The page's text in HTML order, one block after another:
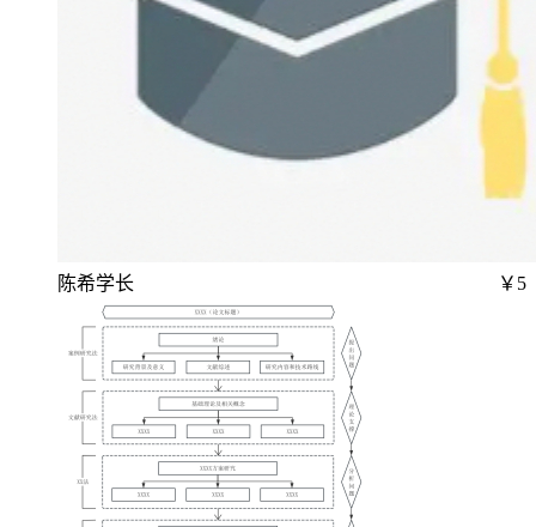
陈希学长 ￥5